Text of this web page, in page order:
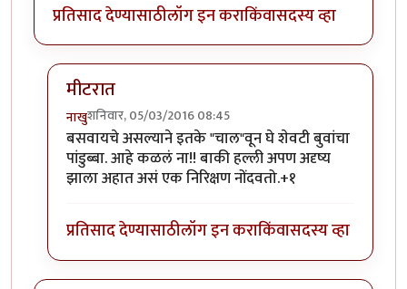
प्रतिसाद देण्यासाठीलॉग इन कराकिंवासदस्य व्हा
मीटरात
नाखुशनिवार, 05/03/2016 08:45
In reply toछळायला बुवा नेहमीच हवाbyकॅप्टन जॅक स्पॅरो
बसवायचे असल्याने इतके "चाल"वून घे शेवटी बुवांचा
पांडुब्बा. आहे कळलं ना!! बाकी हल्ली अपण अदृष्य
झाला अहात असं एक निरिक्षण नोंदवतो.+१
प्रतिसाद देण्यासाठीलॉग इन कराकिंवासदस्य व्हा